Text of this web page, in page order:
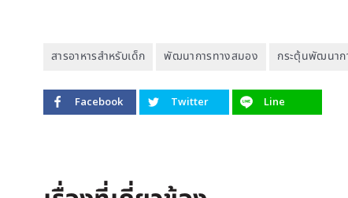
สารอาหารสำหรับเด็ก พัฒนาการทางสมอง กระตุ้นพัฒนาก
Facebook Twitter Line